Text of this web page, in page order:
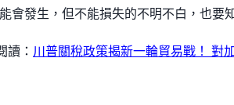
會發生，但不能損失的不明不白，也要
讀： 川普關稅政策揭新一輪貿易戰！ 對